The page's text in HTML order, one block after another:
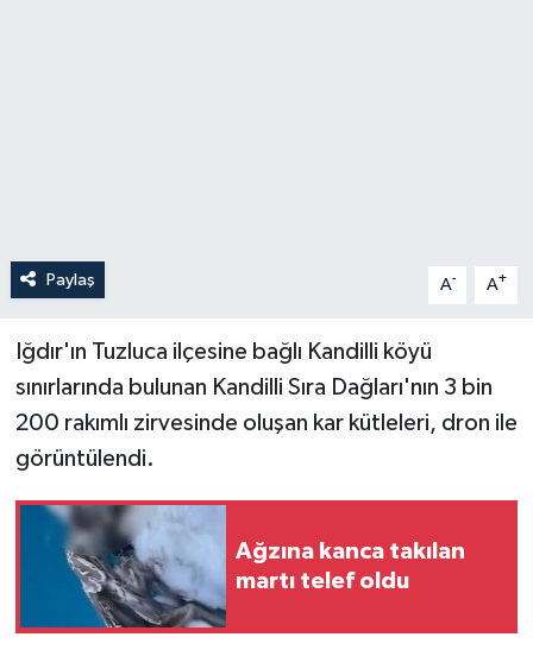
Paylaş A- A+
Iğdır'ın Tuzluca ilçesine bağlı Kandilli köyü
sınırlarında bulunan Kandilli Sıra Dağları'nın 3 bin
200 rakımlı zirvesinde oluşan kar kütleleri, dron ile
görüntülendi.
Ağzına kanca takılan
martı telef oldu